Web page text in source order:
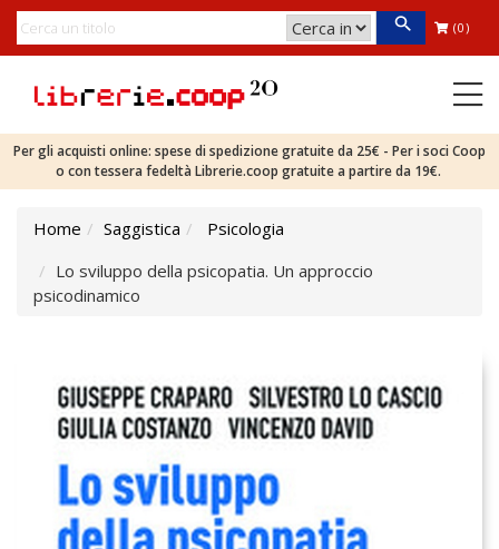
(0)
Per gli acquisti online: spese di spedizione gratuite da 25€ - Per i soci Coop
o con tessera fedeltà Librerie.coop gratuite a partire da 19€.
Home Saggistica
Psicologia
Lo sviluppo della psicopatia. Un approccio
psicodinamico